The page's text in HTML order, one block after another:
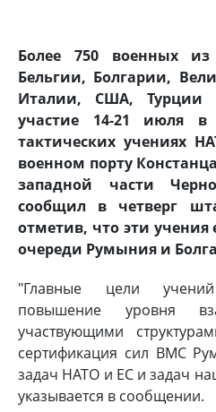
Более 750 военных
Бельгии, Болгарии,
Италии, США,
участие 14-21 июля в
тактических учениях
военном порту
западной части
сообщил в четверг
отметив, что эти учения
очереди Румыния и
"Главные цели
повышение уровня
участвующими
сертификация сил ВМС
задач НАТО и ЕС и задач
указывается в сообщении.